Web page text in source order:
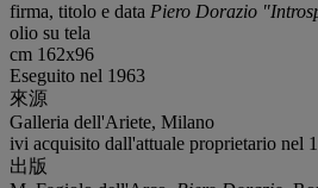
firma, titolo e data Piero Dorazio
olio su tela
cm 162x96
Eseguito nel 1963
來源
Galleria dell'Ariete, Milano
ivi acquisito dall'attuale proprietario nel
出版